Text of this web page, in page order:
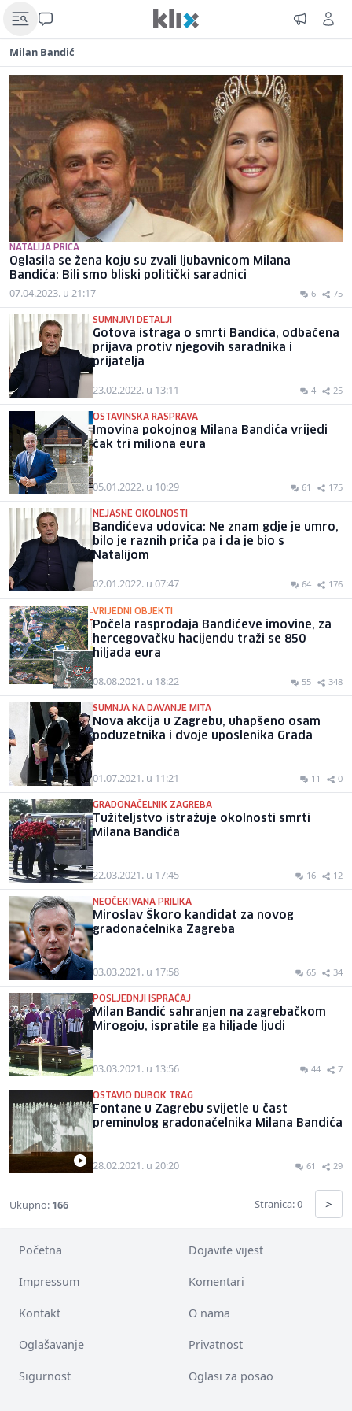
Milan Bandić
NATALIJA PRICA
Oglasila se žena koju su zvali ljubavnicom Milana
Bandića: Bili smo bliski politički saradnici
07.04.2023. u 21:17 6 75
SUMNJIVI DETALJI
Gotova istraga o smrti Bandića, odbačena
prijava protiv njegovih saradnika i
prijatelja
23.02.2022. u 13:11 4 25
OSTAVINSKA RASPRAVA
Imovina pokojnog Milana Bandića vrijedi
čak tri miliona eura
05.01.2022. u 10:29 61 175
NEJASNE OKOLNOSTI
Bandićeva udovica: Ne znam gdje je umro,
bilo je raznih priča pa i da je bio s
Natalijom
02.01.2022. u 07:47 64 176
VRIJEDNI OBJEKTI
Počela rasprodaja Bandićeve imovine, za
hercegovačku hacijendu traži se 850
hiljada eura
08.08.2021. u 18:22 55 348
SUMNJA NA DAVANJE MITA
Nova akcija u Zagrebu, uhapšeno osam
poduzetnika i dvoje uposlenika Grada
01.07.2021. u 11:21 11 0
GRADONAČELNIK ZAGREBA
Tužiteljstvo istražuje okolnosti smrti
Milana Bandića
22.03.2021. u 17:45 16 12
NEOČEKIVANA PRILIKA
Miroslav Škoro kandidat za novog
gradonačelnika Zagreba
03.03.2021. u 17:58 65 34
POSLJEDNJI ISPRAĆAJ
Milan Bandić sahranjen na zagrebačkom
Mirogoju, ispratile ga hiljade ljudi
03.03.2021. u 13:56 44 7
OSTAVIO DUBOK TRAG
Fontane u Zagrebu svijetle u čast
preminulog gradonačelnika Milana Bandića
28.02.2021. u 20:20 61 29
Ukupno: 166 Stranica: 0 >
Početna Dojavite vijest
Impressum Komentari
Kontakt O nama
Oglašavanje Privatnost
Sigurnost Oglasi za posao